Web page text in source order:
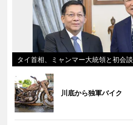
タイ首相、ミャンマー大統領と初会談
川底から独軍バイク